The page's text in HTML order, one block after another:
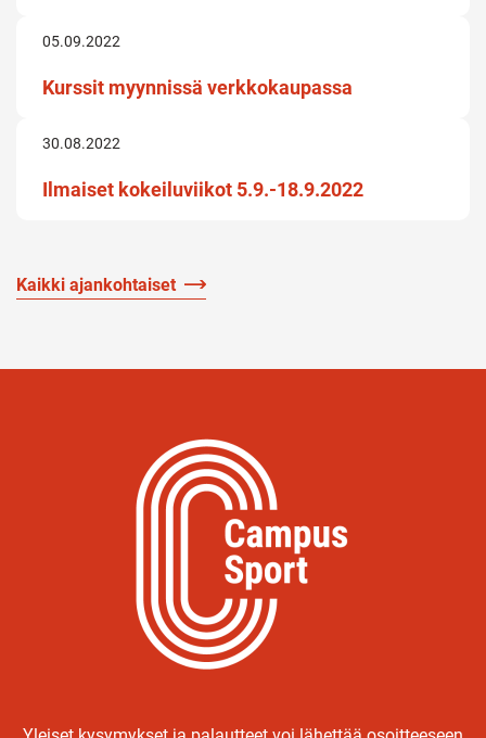
05.09.2022
Kurssit myynnissä verkkokaupassa
30.08.2022
Ilmaiset kokeiluviikot 5.9.-18.9.2022
Kaikki ajankohtaiset